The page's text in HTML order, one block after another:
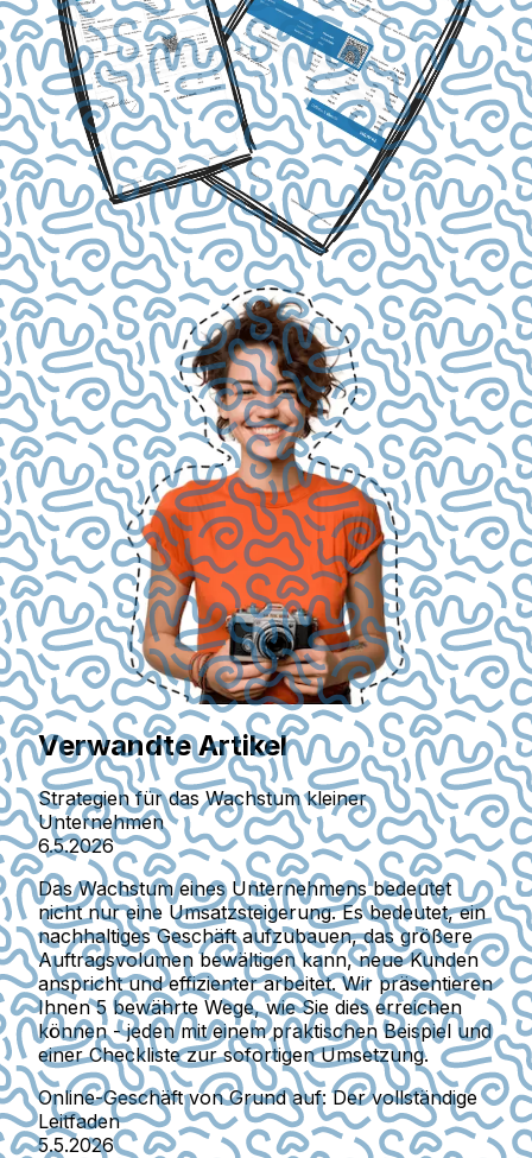
Verwandte Artikel
Strategien für das Wachstum kleiner
Unternehmen
6.5.2026
Das Wachstum eines Unternehmens bedeutet
nicht nur eine Umsatzsteigerung. Es bedeutet, ein
nachhaltiges Geschäft aufzubauen, das größere
Auftragsvolumen bewältigen kann, neue Kunden
anspricht und effizienter arbeitet. Wir präsentieren
Ihnen 5 bewährte Wege, wie Sie dies erreichen
können - jeden mit einem praktischen Beispiel und
einer Checkliste zur sofortigen Umsetzung.
Online-Geschäft von Grund auf: Der vollständige
Leitfaden
5.5.2026